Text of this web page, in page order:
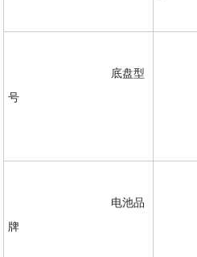
号
牌